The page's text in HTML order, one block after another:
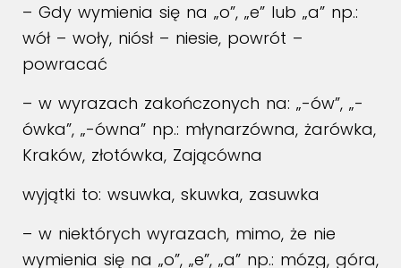
– Gdy wymienia się na „o”, „e” lub „a” np.:
wół – woły, niósł – niesie, powrót –
powracać
– w wyrazach zakończonych na: „-ów”, „-
ówka”, „-ówna” np.: młynarzówna, żarówka,
Kraków, złotówka, Zającówna
wyjątki to: wsuwka, skuwka, zasuwka
– w niektórych wyrazach, mimo, że nie
wymienia się na „o”, „e”, „a” np.: mózg, góra,